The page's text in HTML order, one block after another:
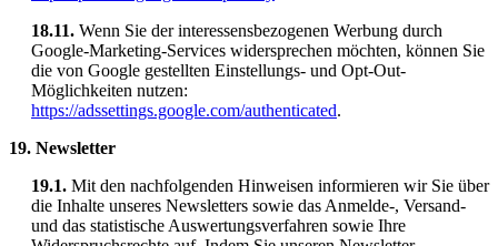
18.11. Wenn Sie der interessensbezogenen Werbung durch
Google-Marketing-Services widersprechen möchten, können Sie
die von Google gestellten Einstellungs- und Opt-Out-
Möglichkeiten nutzen:
https://adssettings.google.com/authenticated.
19. Newsletter
19.1. Mit den nachfolgenden Hinweisen informieren wir Sie über
die Inhalte unseres Newsletters sowie das Anmelde-, Versand-
und das statistische Auswertungsverfahren sowie Ihre